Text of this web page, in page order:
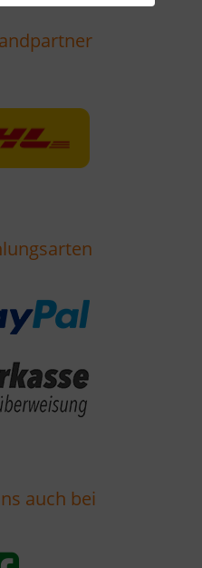
auch bei